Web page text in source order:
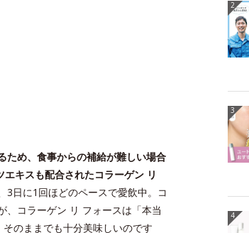
ため、食事からの補給が難しい場合
キスも配合されたコラーゲン リ
3日に1回ほどのペースで愛飲中。コ
、コラーゲン リ フォースは「本当
のままでも十分美味しいのです